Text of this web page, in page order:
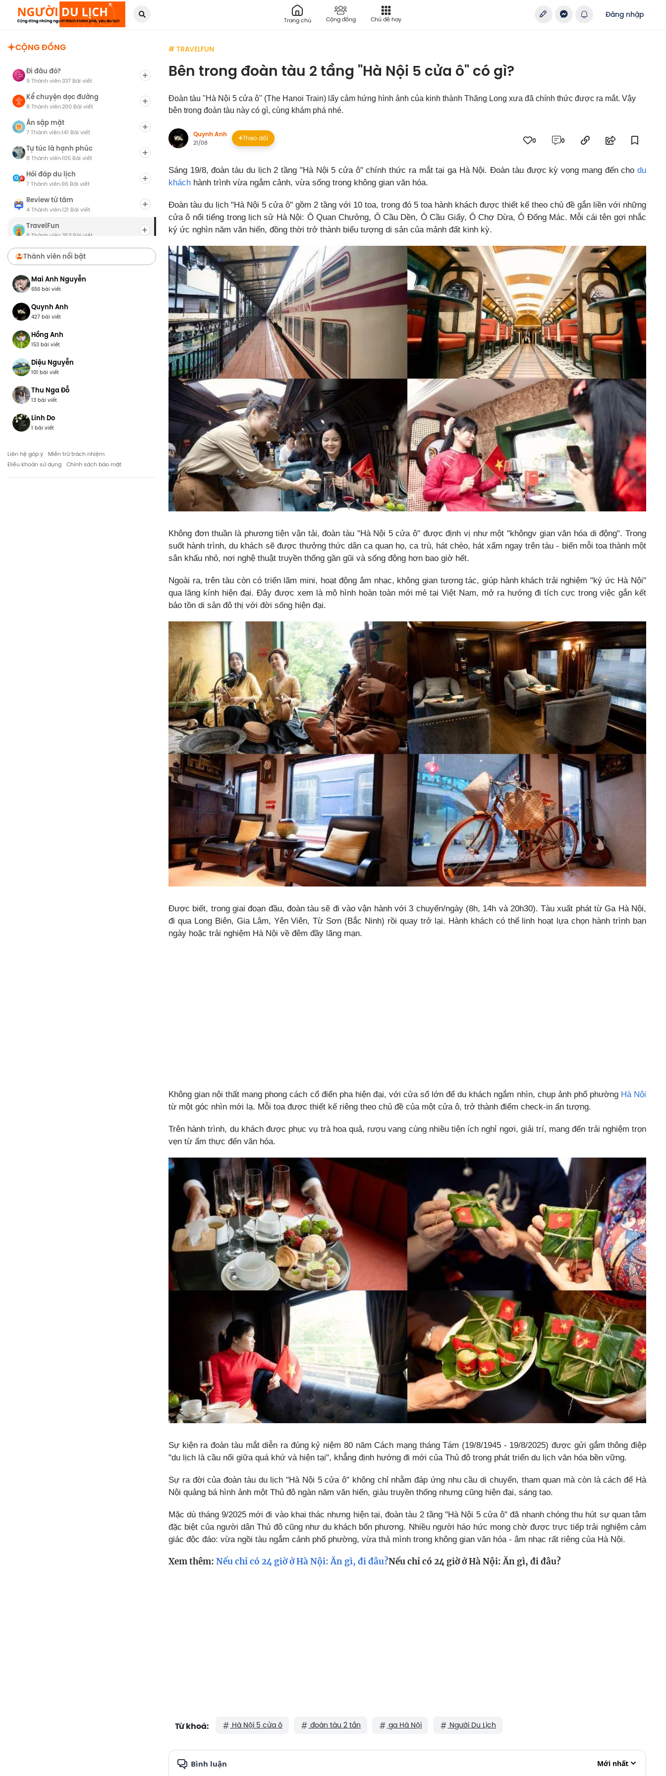
Trang chủ Cộng đồng Chủ đề hay
Đăng nhập
CỘNG ĐỒNG
Đi đâu đó?
9 Thành viên·337 Bài viết
Kể chuyện dọc đường
8 Thành viên·200 Bài viết
Ăn sập mặt
7 Thành viên·141 Bài viết
Tự túc là hạnh phúc
8 Thành viên·105 Bài viết
Hỏi đáp du lịch
7 Thành viên·96 Bài viết
Review từ tâm
4 Thành viên·121 Bài viết
TravelFun
8 Thành viên353 Bài viết
Chợ Du Lịch
8 Thành viên 0 Bài viết
Thành viên nổi bật
Mai Anh Nguyễn
656 bài viết
Quynh Anh
427 bài viết
Hồng Anh
153 bài viết
Diệu Nguyễn
101 bài viết
Thu Nga Đỗ
13 bài viết
Linh Do
1 bài viết
Liên hệ góp ý
Miễn trừ trách nhiệm
Điều khoản sử dụng
Chính sách bảo mật
# TRAVELFUN
Bên trong đoàn tàu 2 tầng "Hà Nội 5 cửa ô" có gì?
Đoàn tàu "Hà Nội 5 cửa ô" (The Hanoi Train) lấy cảm hứng hình ảnh của kinh thành Thăng Long xưa đã chính thức được ra mắt. Vậy
bên trong đoàn tàu này có gì, cùng khám phá nhé.
Quynh Anh
21/08
Theo dõi 0 0
Sáng 19/8, đoàn tàu du lịch 2 tầng "Hà Nội 5 cửa ô" chính thức ra mắt tại ga Hà Nội. Đoàn tàu được kỳ vọng mang đến cho du
khách hành trình vừa ngắm cảnh, vừa sống trong không gian văn hóa.
Đoàn tàu du lịch "Hà Nội 5 cửa ô" gồm 2 tầng với 10 toa, trong đó 5 toa hành khách được thiết kế theo chủ đề gắn liền với những
cửa ô nổi tiếng trong lịch sử Hà Nội: Ô Quan Chưởng, Ô Cầu Dền, Ô Cầu Giấy, Ô Chợ Dừa, Ô Đống Mác. Mỗi cái tên gợi nhắc
ký ức nghìn năm văn hiến, đồng thời trở thành biểu tượng di sản của mảnh đất kinh kỳ.
Không đơn thuần là phương tiện vận tải, đoàn tàu "Hà Nội 5 cửa ô" được định vị như một "khôngv gian văn hóa di động". Trong
suốt hành trình, du khách sẽ được thưởng thức dân ca quan họ, ca trù, hát chèo, hát xẩm ngay trên tàu - biến mỗi toa thành một
sân khấu nhỏ, nơi nghệ thuật truyền thống gần gũi và sống động hơn bao giờ hết.
Ngoài ra, trên tàu còn có triển lãm mini, hoạt động âm nhạc, không gian tương tác, giúp hành khách trải nghiệm "ký ức Hà Nội"
qua lăng kính hiện đại. Đây được xem là mô hình hoàn toàn mới mẻ tại Việt Nam, mở ra hướng đi tích cực trong việc gắn kết
bảo tồn di sản đô thị với đời sống hiện đại.
Được biết, trong giai đoạn đầu, đoàn tàu sẽ đi vào vận hành với 3 chuyến/ngày (8h, 14h và 20h30). Tàu xuất phát từ Ga Hà Nội,
đi qua Long Biên, Gia Lâm, Yên Viên, Từ Sơn (Bắc Ninh) rồi quay trở lại. Hành khách có thể linh hoạt lựa chọn hành trình ban
ngày hoặc trải nghiệm Hà Nội về đêm đầy lãng mạn.
Không gian nội thất mang phong cách cổ điển pha hiện đại, với cửa sổ lớn để du khách ngắm nhìn, chụp ảnh phố phường Hà Nội
từ một góc nhìn mới lạ. Mỗi toa được thiết kế riêng theo chủ đề của một cửa ô, trở thành điểm check-in ấn tượng.
Trên hành trình, du khách được phục vụ trà hoa quả, rượu vang cùng nhiều tiện ích nghỉ ngơi, giải trí, mang đến trải nghiệm trọn
vẹn từ ẩm thực đến văn hóa.
Sự kiện ra đoàn tàu mắt diễn ra đúng kỷ niệm 80 năm Cách mạng tháng Tám (19/8/1945 - 19/8/2025) được gửi gắm thông điệp
"du lịch là cầu nối giữa quá khứ và hiện tại", khẳng định hướng đi mới của Thủ đô trong phát triển du lịch văn hóa bền vững.
Sự ra đời của đoàn tàu du lịch "Hà Nội 5 cửa ô" không chỉ nhằm đáp ứng nhu cầu di chuyển, tham quan mà còn là cách để Hà
Nội quảng bá hình ảnh một Thủ đô ngàn năm văn hiến, giàu truyền thống nhưng cũng hiện đại, sáng tạo.
Mặc dù tháng 9/2025 mới đi vào khai thác nhưng hiện tại, đoàn tàu 2 tầng "Hà Nội 5 cửa ô" đã nhanh chóng thu hút sự quan tâm
đặc biệt của người dân Thủ đô cũng như du khách bốn phương. Nhiều người háo hức mong chờ được trực tiếp trải nghiệm cảm
giác độc đáo: vừa ngồi tàu ngắm cảnh phố phường, vừa thả mình trong không gian văn hóa - âm nhạc rất riêng của Hà Nội.
Xem thêm: Nếu chỉ có 24 giờ ở Hà Nội: Ăn gì, đi đâu?Nếu chỉ có 24 giờ ở Hà Nội: Ăn gì, đi đâu?
Từ khoá: Hà Nội 5 cửa ô đoàn tàu 2 tần ga Hà Nội Người Du Lịch
Bình luận Mới nhất